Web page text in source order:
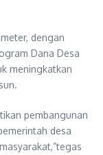
dengan
Dana Desa
meningkatkan
pembangunan
desa